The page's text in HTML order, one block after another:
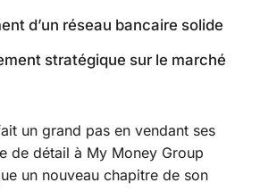
d’un réseau bancaire solide
stratégique sur le marché
un grand pas en vendant ses
de détail à My Money Group
un nouveau chapitre de son